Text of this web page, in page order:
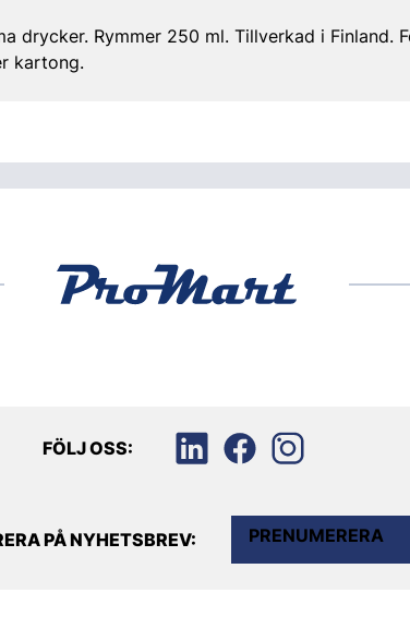
drycker. Rymmer 250 ml. Tillverkad i Finland.
kartong.
FÖLJ OSS:
PÅ NYHETSBREV: PRENUMERERA